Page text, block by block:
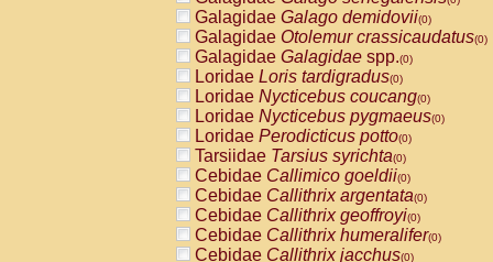
Galagidae Galago demidovii(0)
Galagidae Otolemur crassicaudatus(0)
Galagidae Galagidae spp.(0)
Loridae Loris tardigradus(0)
Loridae Nycticebus coucang(0)
Loridae Nycticebus pygmaeus(0)
Loridae Perodicticus potto(0)
Tarsiidae Tarsius syrichta(0)
Cebidae Callimico goeldii(0)
Cebidae Callithrix argentata(0)
Cebidae Callithrix geoffroyi(0)
Cebidae Callithrix humeralifer(0)
Cebidae Callithrix jacchus(0)